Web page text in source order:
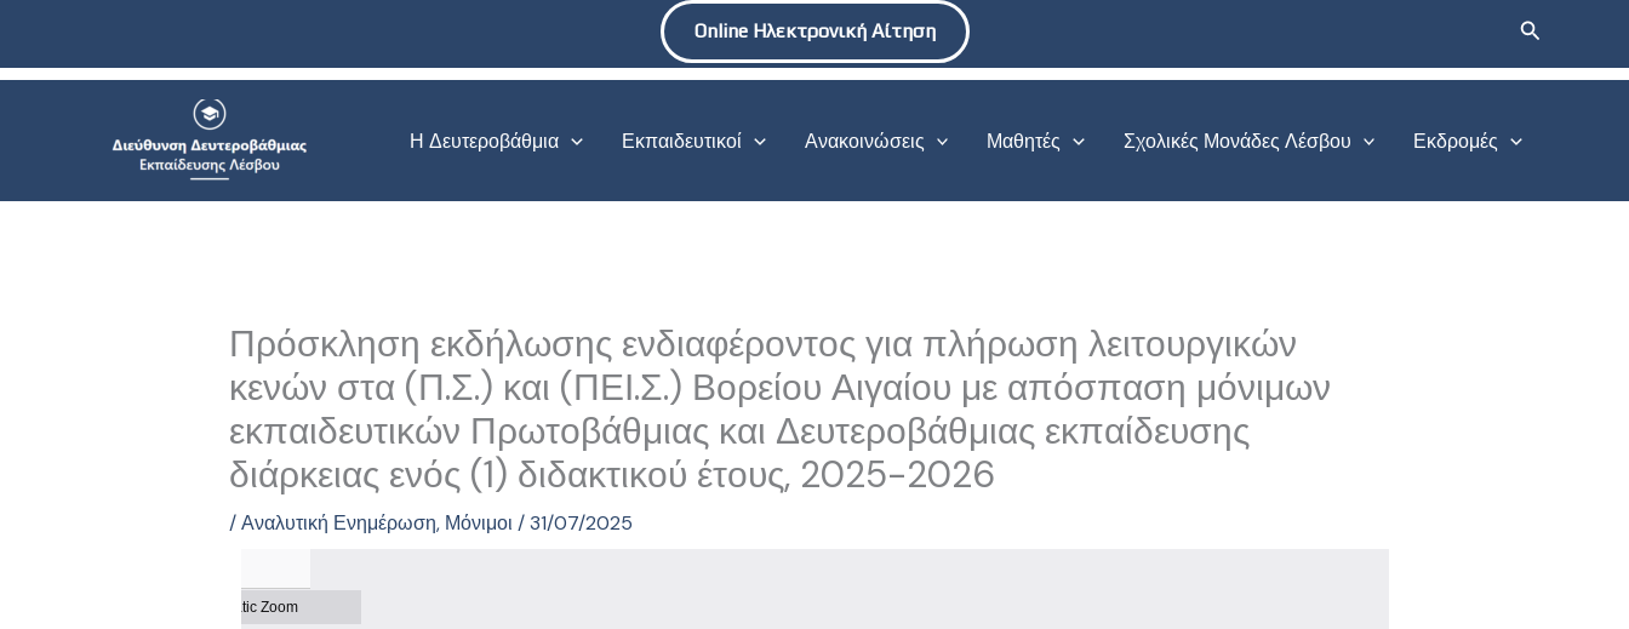
περιεχόμενο
Online Ηλεκτρονική Αίτηση Αναζήτηση
Η Δευτεροβάθμια Εκπαιδευτικοί Ανακοινώσεις Μαθητές Σχολικές Μονάδες Λέσβου Εκδρομές
Πρόσκληση εκδήλωσης ενδιαφέροντος για πλήρωση λειτουργικών
κενών στα (Π.Σ.) και (ΠΕΙ.Σ.) Βορείου Αιγαίου με απόσπαση μόνιμων
εκπαιδευτικών Πρωτοβάθμιας και Δευτεροβάθμιας εκπαίδευσης
διάρκειας ενός (1) διδακτικού έτους, 2025-2026
/Αναλυτική Ενημέρωση, Μόνιμοι /31/07/2025